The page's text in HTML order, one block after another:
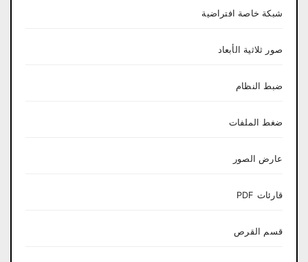
شبكة خاصة افتراضية
صور ثلاثية الأبعاد
ضبط النظام
ضغط الملفات
عارض الصور
قارئات PDF
قسم القرص